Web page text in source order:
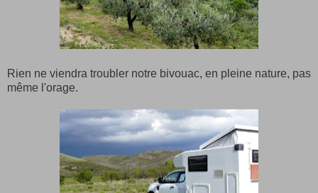
Rien ne viendra troubler notre bivouac, en pleine nature, pas
même l'orage.